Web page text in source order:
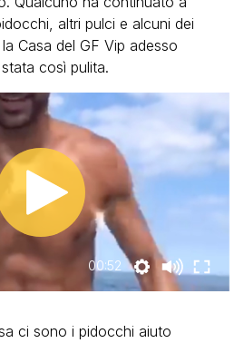
altri pulci e alcuni dei
Casa del GF Vip adesso
così pulita.
00:52
ci sono i pidocchi aiuto